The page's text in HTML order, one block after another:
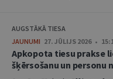
AUGSTĀKĀ TIESA
JAUNUMI 27. JŪLIJS 2026 •
Apkopota tiesu prakse
šķērsošanu un personu